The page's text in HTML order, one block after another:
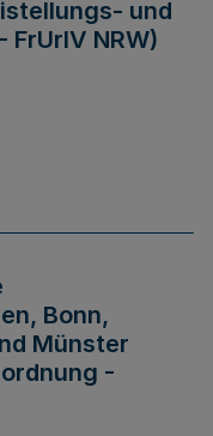
und
FrUrlV NRW)
Bonn,
Münster
-